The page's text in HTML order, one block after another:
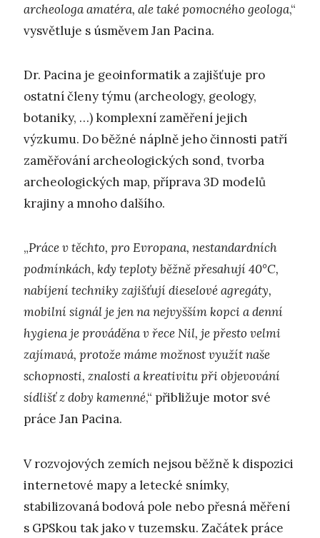
archeologa amatéra, ale také pomocného geologa,“
vysvětluje s úsměvem Jan Pacina.
Dr. Pacina je geoinformatik a zajišťuje pro
ostatní členy týmu (archeology, geology,
botaniky, …) komplexní zaměření jejich
výzkumu. Do běžné náplně jeho činnosti patří
zaměřování archeologických sond, tvorba
archeologických map, příprava 3D modelů
krajiny a mnoho dalšího.
„Práce v těchto, pro Evropana, nestandardních
podmínkách, kdy teploty běžně přesahují 40°C,
nabíjení techniky zajišťují dieselové agregáty,
mobilní signál je jen na nejvyšším kopci a denní
hygiena je prováděna v řece Nil, je přesto velmi
zajímavá, protože máme možnost využít naše
schopnosti, znalosti a kreativitu při objevování
sídlišť z doby kamenné,“ přibližuje motor své
práce Jan Pacina.
V rozvojových zemích nejsou běžně k dispozici
internetové mapy a letecké snímky,
stabilizovaná bodová pole nebo přesná měření
s GPSkou tak jako v tuzemsku. Začátek práce